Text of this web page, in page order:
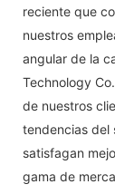
reciente que
nuestros
angular de la
Technology
de nuestros
tendencias del
satisfagan
gama de